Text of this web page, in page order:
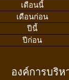
เดือนนี้
เดือนก่อน
ปีนี้
ปีก่อน
องค์การบริ